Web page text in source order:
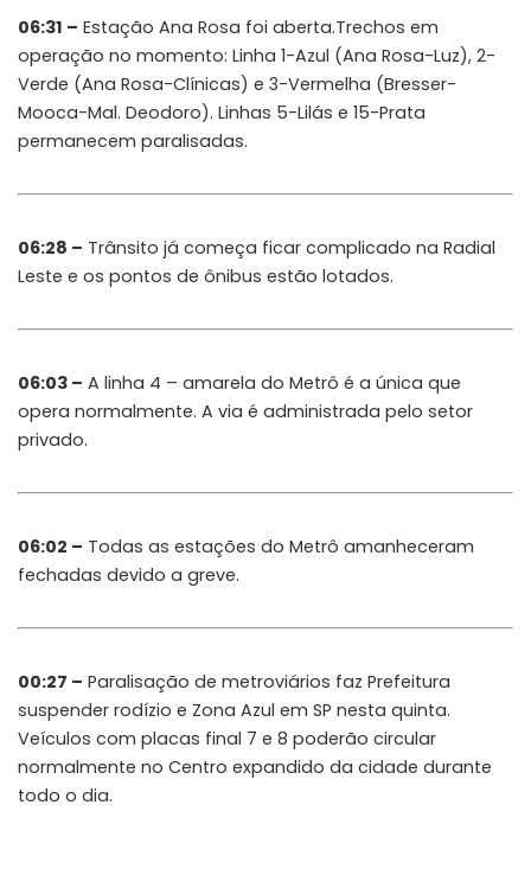
06:31 – Estação Ana Rosa foi aberta.Trechos em
operação no momento: Linha 1-Azul (Ana Rosa-Luz), 2-
Verde (Ana Rosa-Clínicas) e 3-Vermelha (Bresser-
Mooca-Mal. Deodoro). Linhas 5-Lilás e 15-Prata
permanecem paralisadas.
06:28 – Trânsito já começa ficar complicado na Radial
Leste e os pontos de ônibus estão lotados.
06:03 – A linha 4 – amarela do Metrô é a única que
opera normalmente. A via é administrada pelo setor
privado.
06:02 – Todas as estações do Metrô amanheceram
fechadas devido a greve.
00:27 – Paralisação de metroviários faz Prefeitura
suspender rodízio e Zona Azul em SP nesta quinta.
Veículos com placas final 7 e 8 poderão circular
normalmente no Centro expandido da cidade durante
todo o dia.